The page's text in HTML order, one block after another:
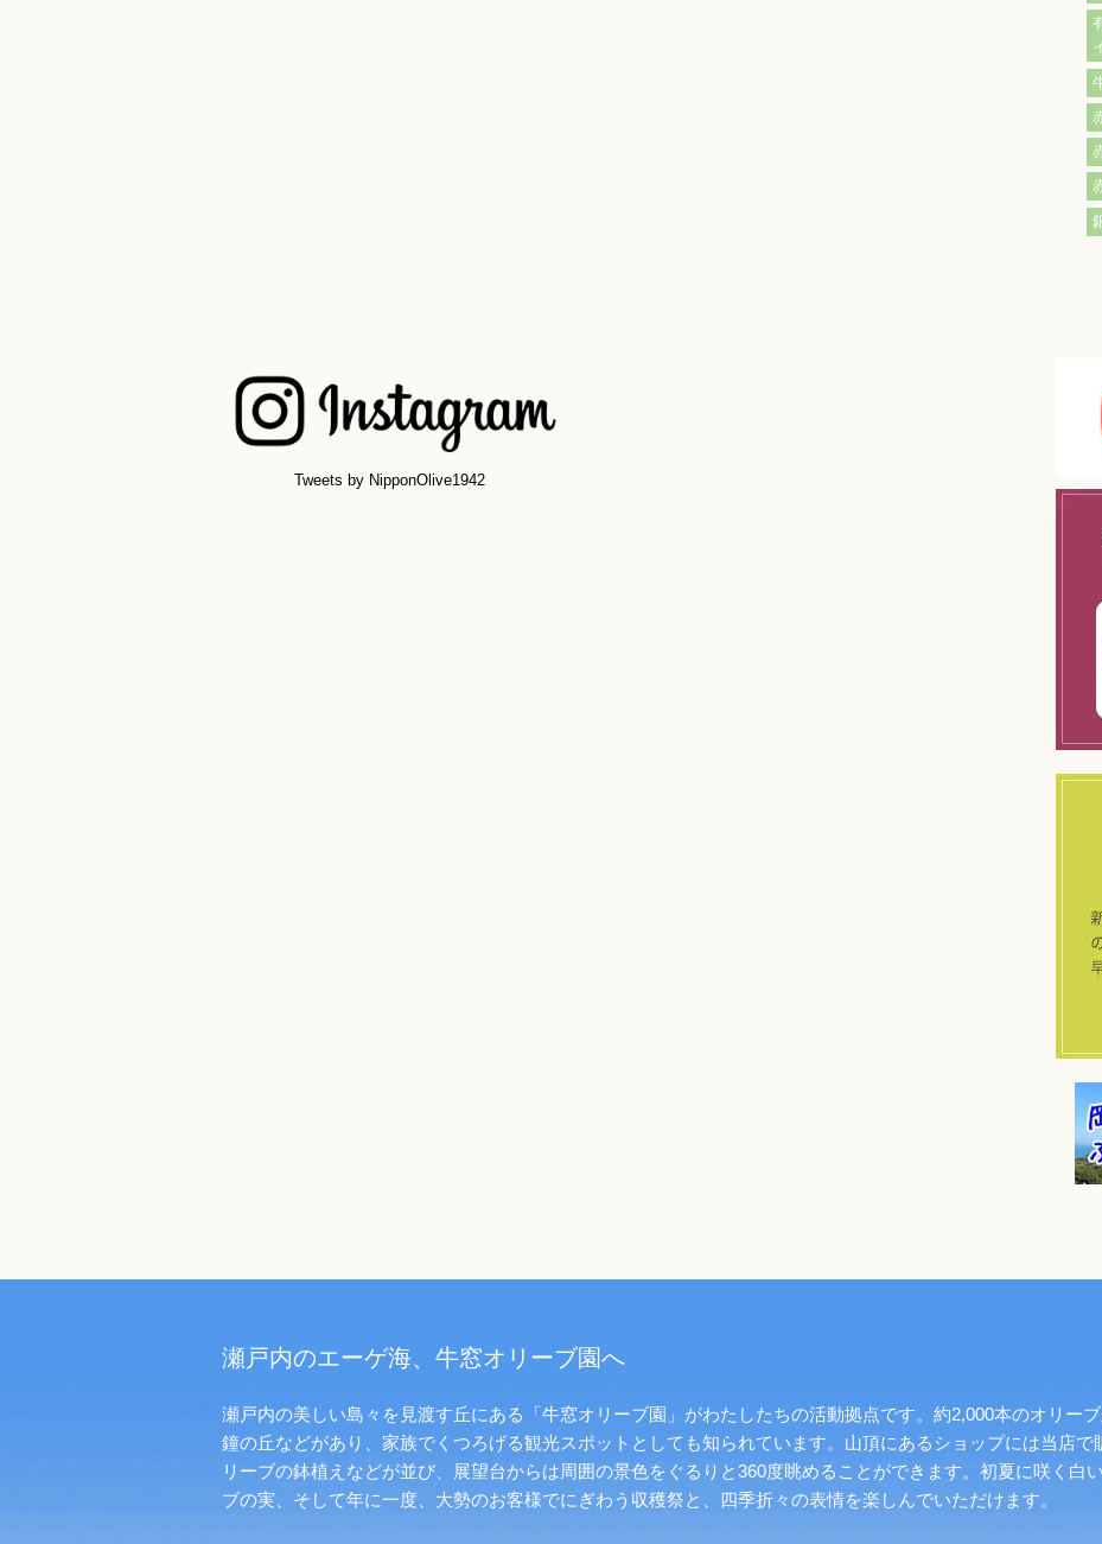
Tweets by NipponOlive1942
瀬戸内のエーゲ海、牛窓オリーブ園へ
瀬戸内の美しい島々を見渡す丘にある「牛窓オリーブ園」がわたしたちの活動拠点です。約2,000本のオリー
鐘の丘などがあり、家族でくつろげる観光スポットとしても知られています。山頂にあるショップには当店
リーブの鉢植えなどが並び、展望台からは周囲の景色をぐるりと360度眺めることができます。初夏に咲く白
ブの実、そして年に一度、大勢のお客様でにぎわう収穫祭と、四季折々の表情を楽しんでいただけます。